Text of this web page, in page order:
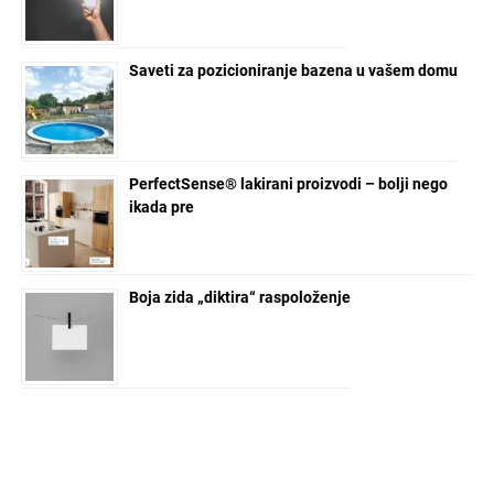
Saveti za pozicioniranje bazena u vašem domu
PerfectSense® lakirani proizvodi – bolji nego
ikada pre
Boja zida „diktira“ raspoloženje